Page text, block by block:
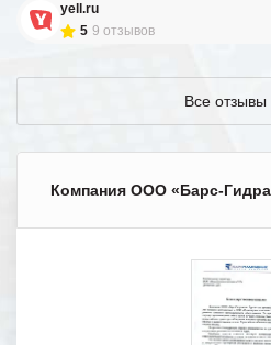
yell.ru
5 9 отзывов
Все отзывы
Компания ООО «Барс-